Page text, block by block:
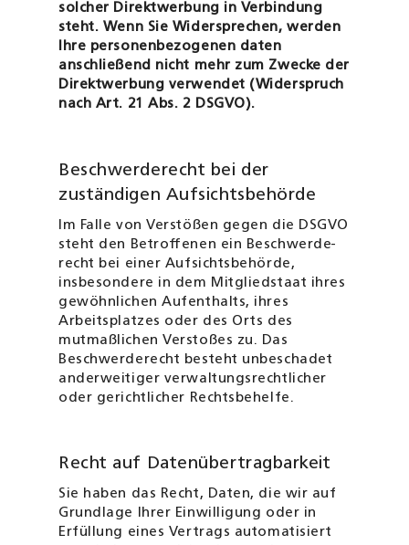
solcher Direktwerbung in Verbindung
steht. Wenn Sie Widersprechen, werden
Ihre personenbezogenen daten
anschließend nicht mehr zum Zwecke der
Direktwerbung verwendet (Widerspruch
nach Art. 21 Abs. 2 DSGVO).
Beschwerderecht bei der
zuständigen Aufsichtsbehörde
Im Falle von Verstößen gegen die DSGVO
steht den Betroffenen ein Beschwerde­
recht bei einer Aufsichtsbehörde,
insbesondere in dem Mitgliedstaat ihres
gewöhnlichen Aufenthalts, ihres
Arbeitsplatzes oder des Orts des
mutmaßlichen Verstoßes zu. Das
Beschwerderecht besteht unbeschadet
anderweitiger verwaltungsrechtlicher
oder gerichtlicher Rechtsbehelfe.
Recht auf Datenübertragbarkeit
Sie haben das Recht, Daten, die wir auf
Grundlage Ihrer Einwilligung oder in
Erfüllung eines Vertrags automatisiert